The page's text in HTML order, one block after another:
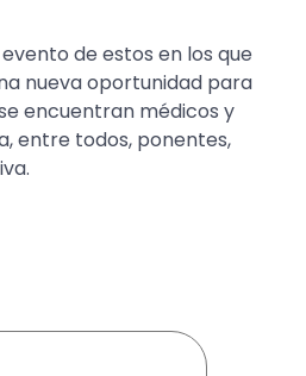
de estos en los que
nueva oportunidad para
encuentran médicos y
entre todos, ponentes,